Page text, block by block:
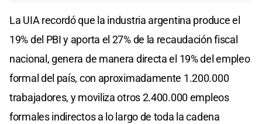
La UIA recordó que la industria argentina produce el
19% del PBI y aporta el 27% de la recaudación fiscal
nacional, genera de manera directa el 19% del empleo
formal del país, con aproximadamente 1.200.000
trabajadores, y moviliza otros 2.400.000 empleos
formales indirectos a lo largo de toda la cadena